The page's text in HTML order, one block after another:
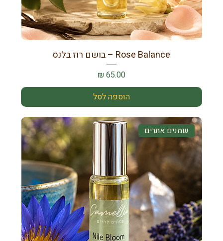
Rose Balance – בושם רוז בלנס
מחיר
הוספה לסל
שמנים אתרים